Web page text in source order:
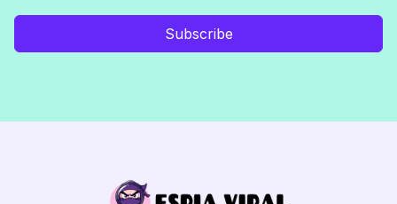
Subscribe